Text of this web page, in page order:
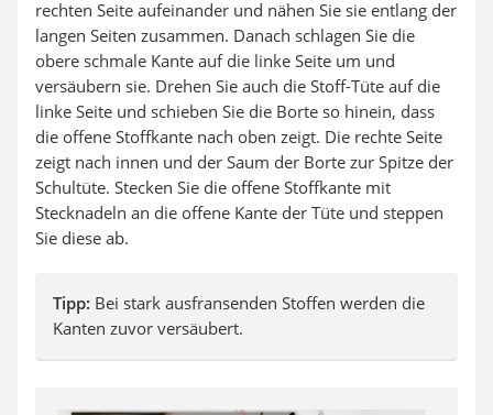
rechten Seite aufeinander und nähen Sie sie entlang der
langen Seiten zusammen. Danach schlagen Sie die
obere schmale Kante auf die linke Seite um und
versäubern sie. Drehen Sie auch die Stoff-Tüte auf die
linke Seite und schieben Sie die Borte so hinein, dass
die offene Stoffkante nach oben zeigt. Die rechte Seite
zeigt nach innen und der Saum der Borte zur Spitze der
Schultüte. Stecken Sie die offene Stoffkante mit
Stecknadeln an die offene Kante der Tüte und steppen
Sie diese ab.
Tipp: Bei stark ausfransenden Stoffen werden die
Kanten zuvor versäubert.